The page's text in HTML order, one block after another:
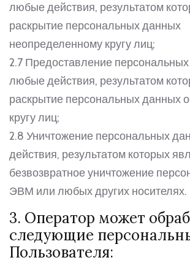
любые действия, результатом
раскрытие персональных данных
неопределенному кругу лиц;
2.7 Предоставление
любые действия, результатом
раскрытие персональных данных
кругу лиц;
2.8 Уничтожение персональных
действия, результатом которых
безвозвратное уничтожение
ЭВМ или любых других носителях.
3. Оператор может
следующие
Пользователя: